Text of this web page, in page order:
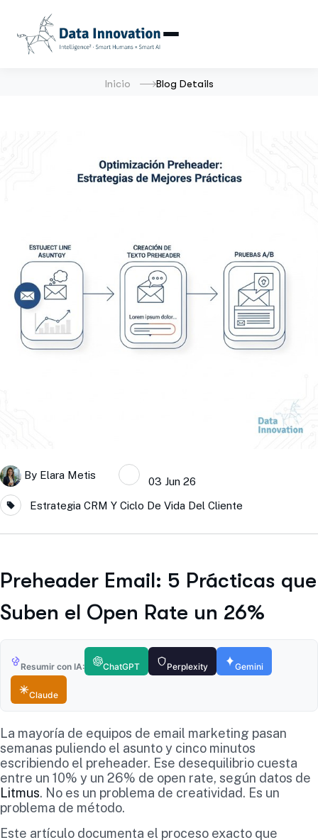
Inicio Blog Details
By Elara Metis
03 Jun 26
Estrategia CRM Y Ciclo De Vida Del Cliente
Preheader Email: 5 Prácticas que
Suben el Open Rate un 26%
Resumir con IA: ChatGPT Perplexity Gemini
Claude
La mayoría de equipos de email marketing pasan
semanas puliendo el asunto y cinco minutos
escribiendo el preheader. Ese desequilibrio cuesta
entre un 10% y un 26% de open rate, según datos de
Litmus. No es un problema de creatividad. Es un
problema de método.
Este artículo documenta el proceso exacto que